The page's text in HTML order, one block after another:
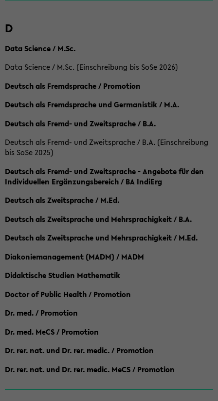
D
Data Science / M.Sc.
Data Science / M.Sc. (Einschreibung bis SoSe 2026)
Deutsch als Fremdsprache / Promotion
Deutsch als Fremdsprache und Germanistik / M.A.
Deutsch als Fremd- und Zweitsprache / B.A.
Deutsch als Fremd- und Zweitsprache / B.A. (Einschreibung
bis SoSe 2025)
Deutsch als Fremd- und Zweitsprache - Angebote für den
Individuellen Ergänzungsbereich / BA IndiErg
Deutsch als Zweitsprache / M.Ed.
Deutsch als Zweitsprache und Mehrsprachigkeit / B.A.
Deutsch als Zweitsprache und Mehrsprachigkeit / M.Ed.
Diakoniemanagement (MADM) / MADM
Didaktische Studien Mathematik
Doctor of Public Health / Promotion
Dr. med. / Promotion
Dr. med. MeCS / Promotion
Dr. rer. nat. und Dr. rer. medic. / Promotion
Dr. rer. nat. und Dr. rer. medic. MeCS / Promotion